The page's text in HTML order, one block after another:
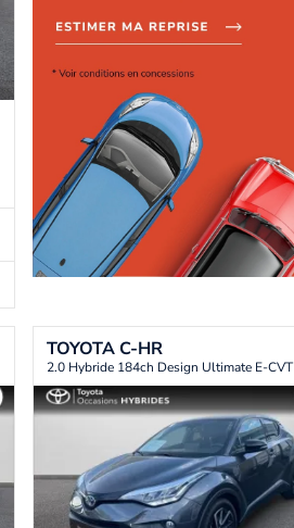
TOYOTAC-HR
2.0 Hybride 184ch Design Ultimate E-CVT